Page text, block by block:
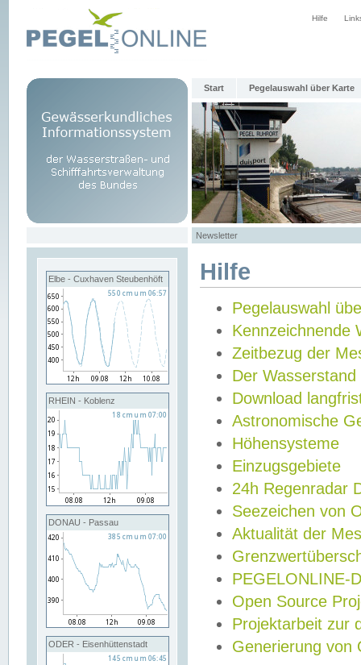
Hilfe
Start Pegelauswahl über Karte
Newsletter
Elbe - Cuxhaven Steubenhöft
RHEIN - Koblenz
DONAU - Passau
ODER - Eisenhüttenstadt
Hilfe
Pegelauswahl
Kennzeichnende
Zeitbezug der
Der Wasserstand
Download
Astronomische
Höhensysteme
Einzugsgebiete
24h Regenradar
Seezeichen von
Aktualität der
PEGELONLINE-
Open Source
Projektarbeit zur
Generierung von